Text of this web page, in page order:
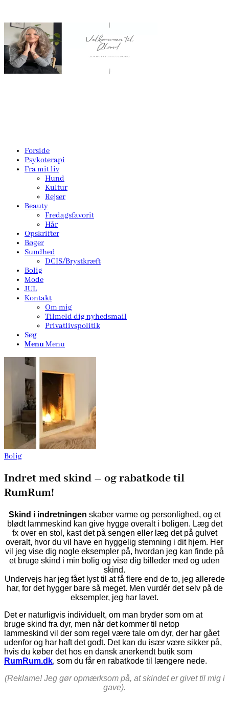
Forside
Psykoterapi
Fra mit liv
Hund
Kultur
Rejser
Beauty
Fredagsfavorit
Hår
Opskrifter
Bøger
Sundhed
DCIS/Brystkræft
Bolig
Mode
JUL
Kontakt
Om mig
Tilmeld dig nyhedsmail
Privatlivspolitik
Søg
MenuMenu
Bolig
Indret med skind – og rabatkode til
RumRum!
Skind i indretningen skaber varme og personlighed, og et
blødt lammeskind kan give hygge overalt i boligen. Læg det
fx over en stol, kast det på sengen eller læg det på gulvet
overalt, hvor du vil have en hyggelig stemning i dit hjem. Her
vil jeg vise dig nogle eksempler på, hvordan jeg kan finde på
et bruge skind i min bolig og vise dig billeder med og uden
skind.
Undervejs har jeg fået lyst til at få flere end de to, jeg allerede
har, for det hygger bare så meget. Men vurdér det selv på de
eksempler, jeg har lavet.
Det er naturligvis individuelt, om man bryder som om at
bruge skind fra dyr, men når det kommer til netop
lammeskind vil der som regel være tale om dyr, der har gået
udenfor og har haft det godt. Det kan du især være sikker på,
hvis du køber det hos en dansk anerkendt butik som
RumRum.dk, som du får en rabatkode til længere nede.
(Reklame! Jeg gør opmærksom på, at skindet er givet til mig i
gave).